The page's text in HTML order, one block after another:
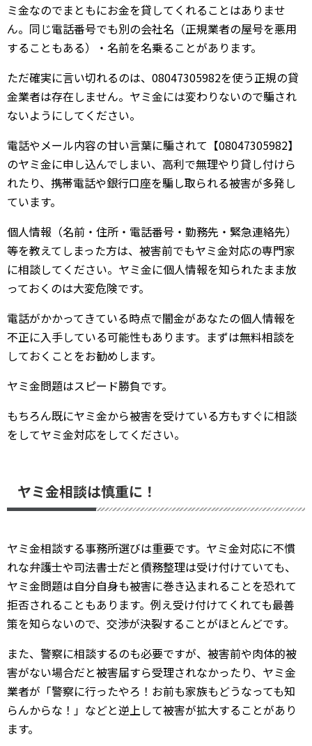
ミ金なのでまともにお金を貸してくれることはありませ
ん。同じ電話番号でも別の会社名（正規業者の屋号を悪用
することもある）・名前を名乗ることがあります。
ただ確実に言い切れるのは、08047305982を使う正規の貸
金業者は存在しません。ヤミ金には変わりないので騙され
ないようにしてください。
電話やメール内容の甘い言葉に騙されて【08047305982】
のヤミ金に申し込んでしまい、高利で無理やり貸し付けら
れたり、携帯電話や銀行口座を騙し取られる被害が多発し
ています。
個人情報（名前・住所・電話番号・勤務先・緊急連絡先）
等を教えてしまった方は、被害前でもヤミ金対応の専門家
に相談してください。ヤミ金に個人情報を知られたまま放
っておくのは大変危険です。
電話がかかってきている時点で闇金があなたの個人情報を
不正に入手している可能性もあります。まずは無料相談を
しておくことをお勧めします。
ヤミ金問題はスピード勝負です。
もちろん既にヤミ金から被害を受けている方もすぐに相談
をしてヤミ金対応をしてください。
ヤミ金相談は慎重に！
ヤミ金相談する事務所選びは重要です。ヤミ金対応に不慣
れな弁護士や司法書士だと債務整理は受け付けていても、
ヤミ金問題は自分自身も被害に巻き込まれることを恐れて
拒否されることもあります。例え受け付けてくれても最善
策を知らないので、交渉が決裂することがほとんどです。
また、警察に相談するのも必要ですが、被害前や肉体的被
害がない場合だと被害届すら受理されなかったり、ヤミ金
業者が「警察に行ったやろ！お前も家族もどうなっても知
らんからな！」などと逆上して被害が拡大することがあり
ます。